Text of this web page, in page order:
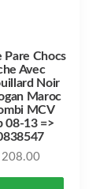
Pare Chocs
Avec
Noir
Maroc
MCV
08-13 =>
208.00